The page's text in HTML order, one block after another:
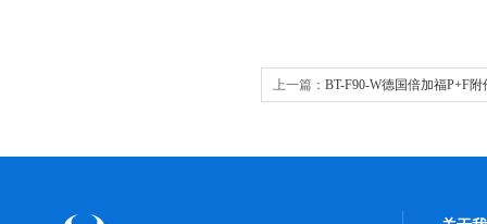
上一篇： BT-F90-W德国倍加福P+F附